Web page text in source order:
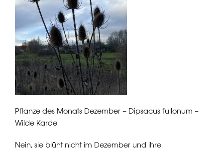
Pflanze des Monats Dezember – Dipsacus fullonum –
Wilde Karde
Nein, sie blüht nicht im Dezember und ihre